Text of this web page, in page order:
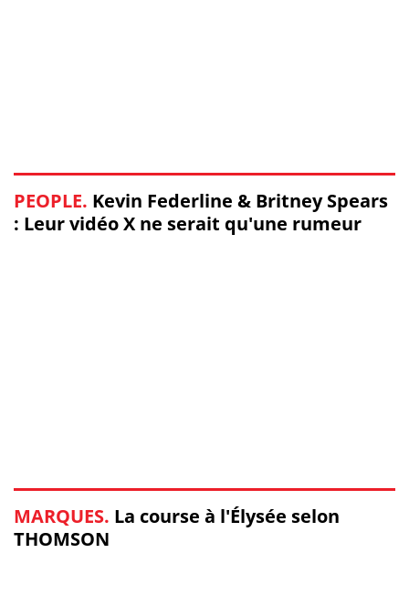
PEOPLE. Kevin Federline & Britney Spears
: Leur vidéo X ne serait qu'une rumeur
MARQUES. La course à l'Élysée selon
THOMSON